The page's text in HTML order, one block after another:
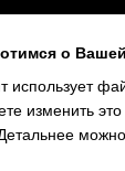
о
использует
изменить